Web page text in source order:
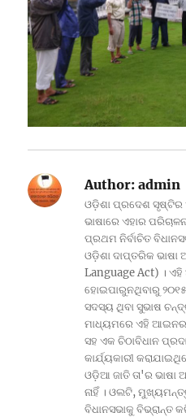
Author: admin
ଓଡ଼ିଶା ପ୍ରଦେଶ
ଭାଷାରେ ଏହାର
ପ୍ରଥମ ନିର୍ବାଚିତ
ଓଡ଼ିଶା ଦାପ୍ତରିକ
Language Act) ।
ହୋଇପାରୁନଥିବାରୁ
ସଦସ୍ୟ ଥିବା ସୁଭାଷ
ମାଧ୍ୟମରେ ଏହି
ସହ ଏକ ଚିଠାବିଧାନ
କାର୍ଯ୍ୟକାରୀ
ଓଡ଼ିଆ ଜାତି ତା'ର ଭାଷା
ନାହିଁ । ଓଲଟି,
ବିଧାନସଭାକୁ ବିଭ୍ରାନ୍ତ